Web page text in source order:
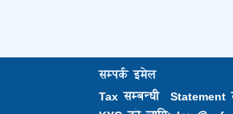
सम्पर्क इमेल
Tax सम्बन्धी Statement